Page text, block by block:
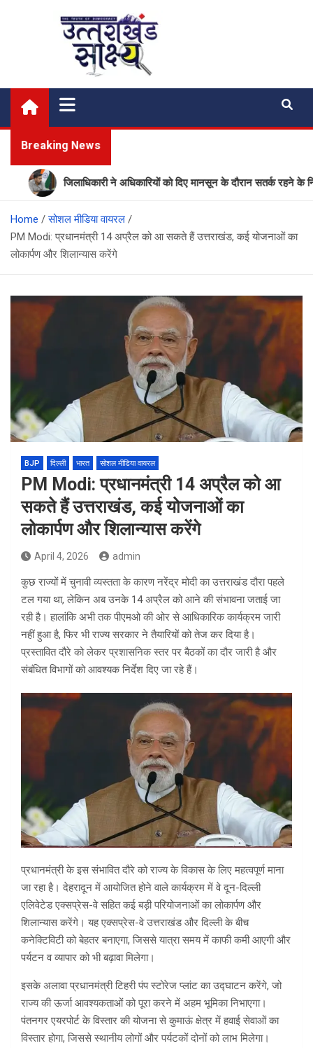
Uttarakhand Shakshya
My News Portal
Breaking News
जिलाधिकारी ने अधिकारियों को दिए मानसून के दौरान सतर्क रहने के निर्देश
Home
सोशल मीडिया वायरल
PM Modi: प्रधानमंत्री 14 अप्रैल को आ सकते हैं उत्तराखंड, कई योजनाओं का
लोकार्पण और शिलान्यास करेंगे
BJP दिल्ली भारत सोशल मीडिया वायरल
PM Modi: प्रधानमंत्री 14 अप्रैल को आ
सकते हैं उत्तराखंड, कई योजनाओं का
लोकार्पण और शिलान्यास करेंगे
April 4, 2026 admin
कुछ राज्यों में चुनावी व्यस्तता के कारणनरेंद्र मोदीका उत्तराखंड दौरा पहले
टल गया था, लेकिन अब उनके 14 अप्रैल को आने की संभावना जताई जा
रही है। हालांकि अभी तक पीएमओ की ओर से आधिकारिक कार्यक्रम जारी
नहीं हुआ है, फिर भी राज्य सरकार ने तैयारियों को तेज कर दिया है।
प्रस्तावित दौरे को लेकर प्रशासनिक स्तर पर बैठकों का दौर जारी है और
संबंधित विभागों को आवश्यक निर्देश दिए जा रहे हैं।
प्रधानमंत्री के इस संभावित दौरे को राज्य के विकास के लिए महत्वपूर्ण माना
जा रहा है।देहरादूनमें आयोजित होने वाले कार्यक्रम में वे दून-दिल्ली
एलिवेटेड एक्सप्रेस-वे सहित कई बड़ी परियोजनाओं का लोकार्पण और
शिलान्यास करेंगे। यह एक्सप्रेस-वे उत्तराखंड और दिल्ली के बीच
कनेक्टिविटी को बेहतर बनाएगा, जिससे यात्रा समय में काफी कमी आएगी और
पर्यटन व व्यापार को भी बढ़ावा मिलेगा।
इसके अलावा प्रधानमंत्री टिहरी पंप स्टोरेज प्लांट का उद्घाटन करेंगे, जो
राज्य की ऊर्जा आवश्यकताओं को पूरा करने में अहम भूमिका निभाएगा।
पंतनगर एयरपोर्ट के विस्तार की योजना से कुमाऊं क्षेत्र में हवाई सेवाओं का
विस्तार होगा, जिससे स्थानीय लोगों और पर्यटकों दोनों को लाभ मिलेगा।